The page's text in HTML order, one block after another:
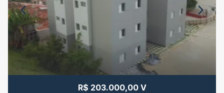
R$ 203.000,00 V